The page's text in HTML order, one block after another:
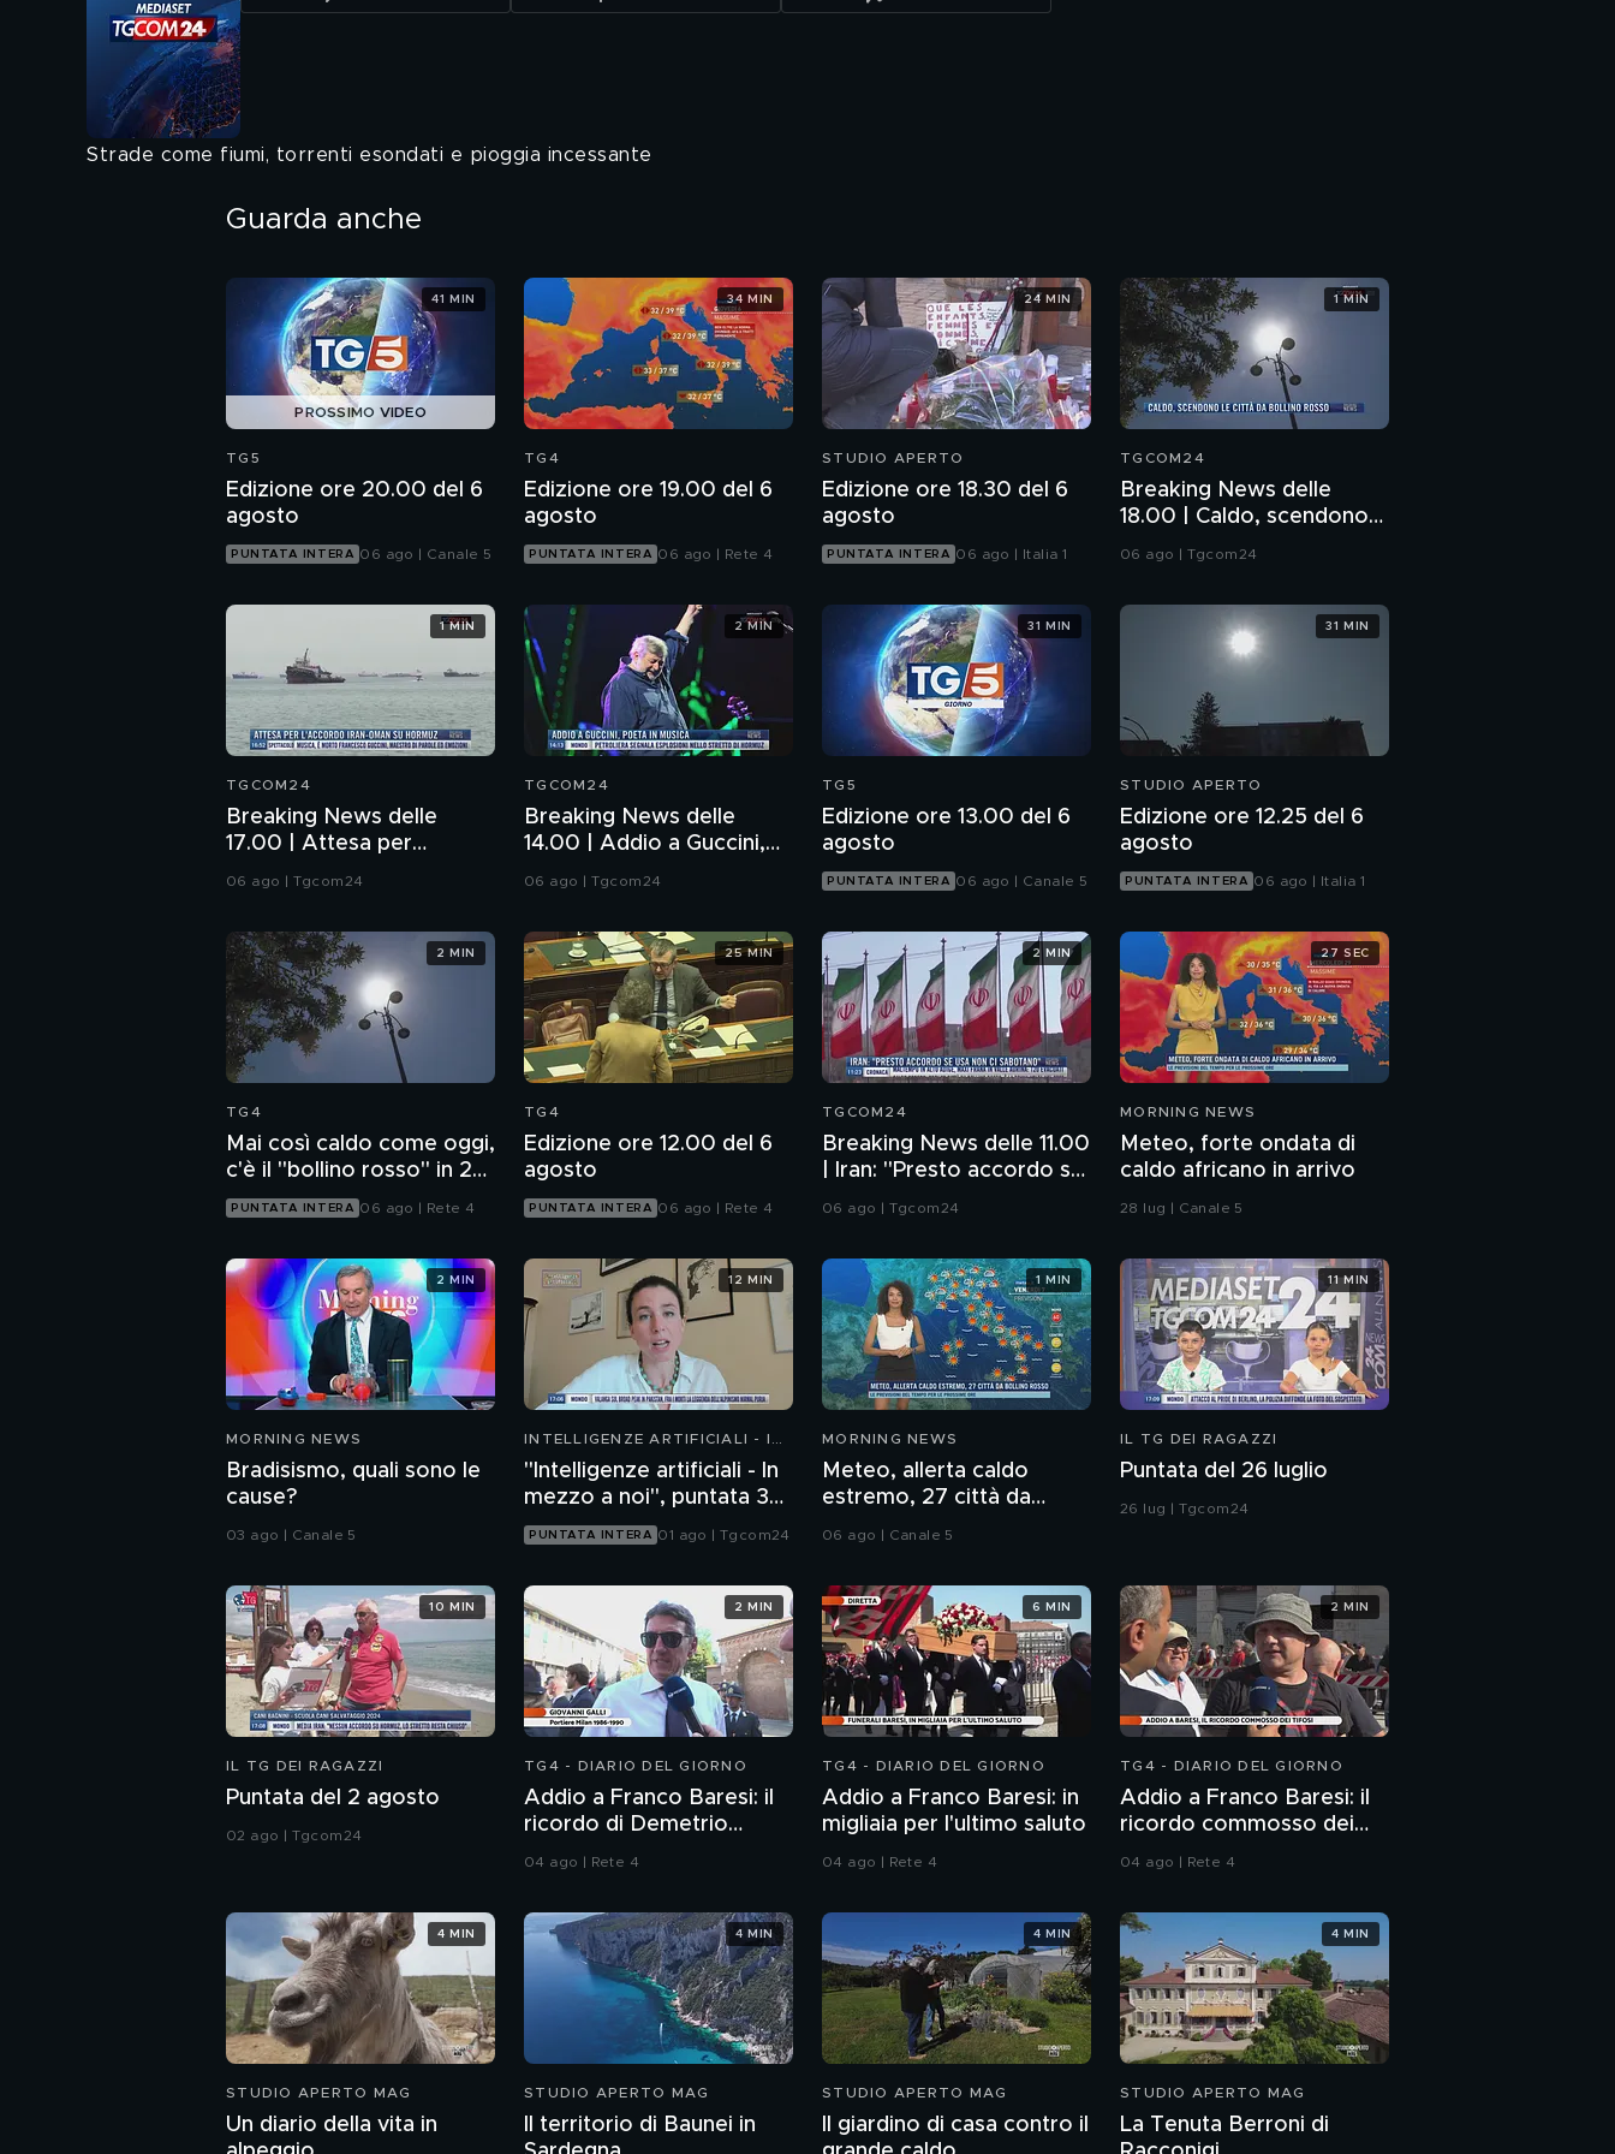
Strade come fiumi, torrenti esondati e pioggia incessante
Guarda anche
PROSSIMO VIDEO
TG5
Edizione ore 20.00 del 6
agosto
PUNTATA INTERA 06 ago | Canale 5
41 MIN
TG4
Edizione ore 19.00 del 6
agosto
PUNTATA INTERA 06 ago | Rete 4
34 MIN
STUDIO APERTO
Edizione ore 18.30 del 6
agosto
PUNTATA INTERA 06 ago | Italia 1
24 MIN
TGCOM24
Breaking News delle
18.00 | Caldo, scendono
le città da bollino rosso
06 ago | Tgcom24
1 MIN
TGCOM24
Breaking News delle
17.00 | Attesa per
l'accordo Iran-Oman su
06 ago | Tgcom24
1 MIN
TGCOM24
Breaking News delle
14.00 | Addio a Guccini,
poeta in musica
06 ago | Tgcom24
2 MIN
TG5
Edizione ore 13.00 del 6
agosto
PUNTATA INTERA 06 ago | Canale 5
31 MIN
STUDIO APERTO
Edizione ore 12.25 del 6
agosto
PUNTATA INTERA 06 ago | Italia 1
31 MIN
TG4
Mai così caldo come oggi,
c'è il "bollino rosso" in 27
città
PUNTATA INTERA 06 ago | Rete 4
2 MIN
TG4
Edizione ore 12.00 del 6
agosto
PUNTATA INTERA 06 ago | Rete 4
25 MIN
TGCOM24
Breaking News delle 11.00
| Iran: "Presto accordo se
Usa non ci sabotano"
06 ago | Tgcom24
2 MIN
MORNING NEWS
Meteo, forte ondata di
caldo africano in arrivo
28 lug | Canale 5
27 SEC
MORNING NEWS
Bradisismo, quali sono le
cause?
03 ago | Canale 5
2 MIN
INTELLIGENZE ARTIFICIALI - IN
"Intelligenze artificiali - In
mezzo a noi", puntata 36:
chatbot emotivi e minori
PUNTATA INTERA 01 ago | Tgcom24
12 MIN
MORNING NEWS
Meteo, allerta caldo
estremo, 27 città da
bollino rosso
06 ago | Canale 5
1 MIN
IL TG DEI RAGAZZI
Puntata del 26 luglio
26 lug | Tgcom24
11 MIN
IL TG DEI RAGAZZI
Puntata del 2 agosto
02 ago | Tgcom24
10 MIN
TG4 - DIARIO DEL GIORNO
Addio a Franco Baresi: il
ricordo di Demetrio
Albertini, Clarence
04 ago | Rete 4
2 MIN
TG4 - DIARIO DEL GIORNO
Addio a Franco Baresi: in
migliaia per l'ultimo saluto
04 ago | Rete 4
6 MIN
TG4 - DIARIO DEL GIORNO
Addio a Franco Baresi: il
ricordo commosso dei
04 ago | Rete 4
2 MIN
STUDIO APERTO MAG
Un diario della vita in
4 MIN
STUDIO APERTO MAG
Il territorio di Baunei in
4 MIN
STUDIO APERTO MAG
Il giardino di casa contro il
4 MIN
STUDIO APERTO MAG
La Tenuta Berroni di
4 MIN